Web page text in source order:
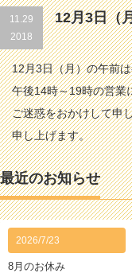
11.29
2018
12月3日（
12月3日（月）の午前
午後14時～19時の営業
ご迷惑をおかけして申
申し上げます。
最近のお知らせ
2026/7/23
8月のお休み